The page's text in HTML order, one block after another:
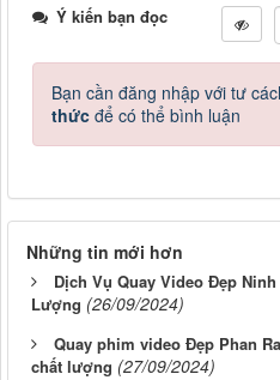
Ý kiến bạn đọc
Bạn cần đăng nhập với tư
thức để có thể bình luận
Những tin mới hơn
Dịch Vụ Quay Video Đẹp
Lượng (26/09/2024)
Quay phim video Đẹp Phan
chất lượng (27/09/2024)